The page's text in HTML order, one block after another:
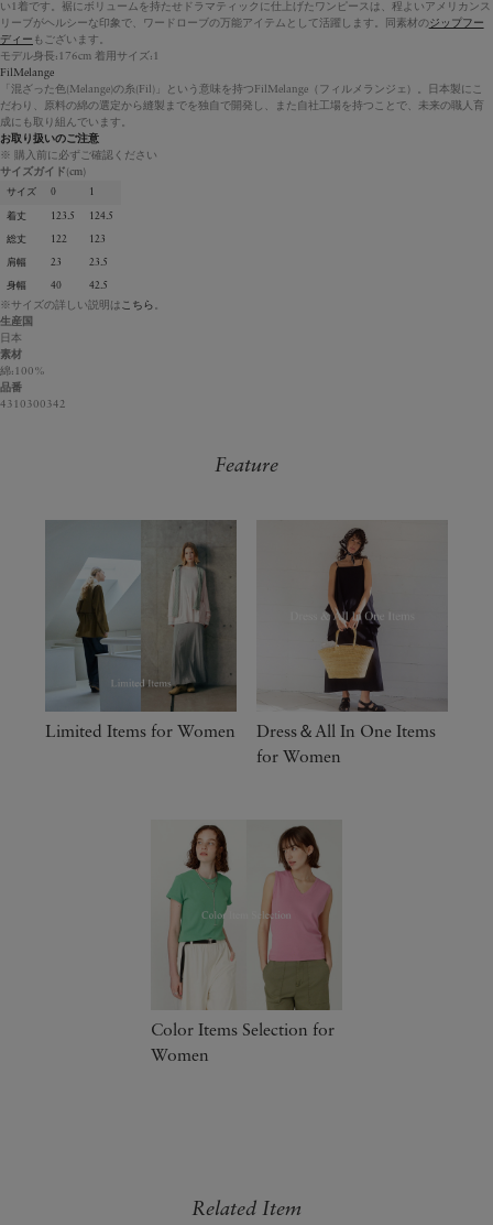
い1着です。裾にボリュームを持たせドラマティックに仕上げたワンピースは、程よいアメリカンス
リーブがヘルシーな印象で、ワードローブの万能アイテムとして活躍します。同素材のジップフー
ディー もございます。
モデル身長:176cm 着用サイズ:1
FilMelange
「混ざった色(Melange)の糸(Fil)」という意味を持つFilMelange（フィルメランジェ）。日本製にこ
だわり、原料の綿の選定から縫製までを独自で開発し、また自社工場を持つことで、未来の職人育
成にも取り組んでいます。
お取り扱いのご注意
※ 購入前に必ずご確認ください
サイズガイド(cm)
サイズ 0 1
着丈 123.5 124.5
総丈 122 123
肩幅 23 23.5
身幅 40 42.5
※サイズの詳しい説明はこちら。
生産国
日本
素材
綿:100%
品番
4310300342
Feature
Limited Items for Women
Dress＆All In One Items
for Women​
Color Items Selection for
Women
Related Item